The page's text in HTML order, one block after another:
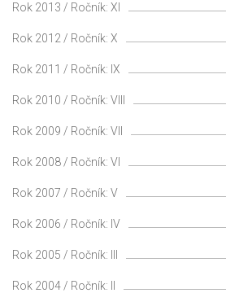
Rok 2013 / Ročník: XI
Rok 2012 / Ročník: X
Rok 2011 / Ročník: IX
Rok 2010 / Ročník: VIII
Rok 2009 / Ročník: VII
Rok 2008 / Ročník: VI
Rok 2007 / Ročník: V
Rok 2006 / Ročník: IV
Rok 2005 / Ročník: III
Rok 2004 / Ročník: II